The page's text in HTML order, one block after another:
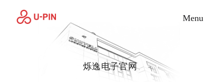
Toggle
Menu
烁逸电子官网